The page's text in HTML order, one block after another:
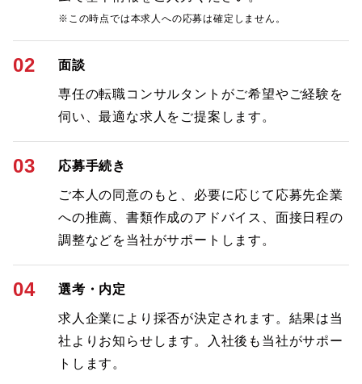
※この時点では本求人への応募は確定しません。
02 面談
専任の転職コンサルタントがご希望やご経験を
伺い、最適な求人をご提案します。
03 応募手続き
ご本人の同意のもと、必要に応じて応募先企業
への推薦、書類作成のアドバイス、面接日程の
調整などを当社がサポートします。
04 選考・内定
求人企業により採否が決定されます。結果は当
社よりお知らせします。入社後も当社がサポー
トします。